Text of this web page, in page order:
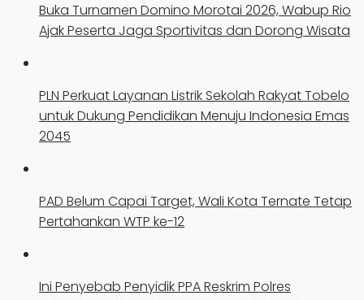
Buka Turnamen Domino Morotai 2026, Wabup Rio
Ajak Peserta Jaga Sportivitas dan Dorong Wisata
PLN Perkuat Layanan Listrik Sekolah Rakyat Tobelo
untuk Dukung Pendidikan Menuju Indonesia Emas
2045
PAD Belum Capai Target, Wali Kota Ternate Tetap
Pertahankan WTP ke-12
Ini Penyebab Penyidik PPA Reskrim Polres